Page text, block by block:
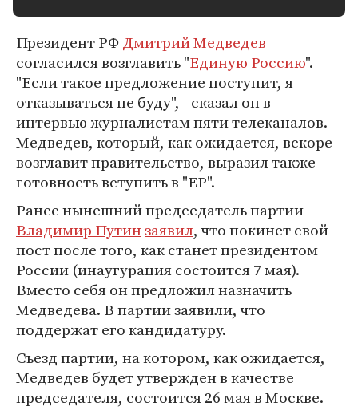
Президент РФДмитрий Медведев
согласился возглавить "Единую Россию".
"Если такое предложение поступит, я
отказываться не буду", - сказал он в
интервью журналистам пяти телеканалов.
Медведев, который, как ожидается, вскоре
возглавит правительство, выразил также
готовность вступить в "ЕР".
Ранее нынешний председатель партии
Владимир Путинзаявил, что покинет свой
пост после того, как станет президентом
России (инаугурация состоится 7 мая).
Вместо себя он предложил назначить
Медведева. В партии заявили, что
поддержат его кандидатуру.
Съезд партии, на котором, как ожидается,
Медведев будет утвержден в качестве
председателя, состоится 26 мая в Москве.